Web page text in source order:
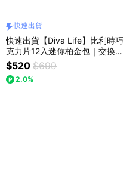
快速出貨
快速出貨【Diva Life】比利時巧
克力片12入迷你柏金包｜交換禮
物、送禮
$520 $699
2.0%